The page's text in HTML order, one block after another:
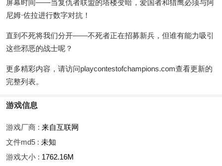
屏幕时间——当复仇者联盟的塔楼变暗，爱国者和猎鹰必须与阿
尼姆·佐拉进行数字对抗！
直到不死将我们分开——不死者正在招募新兵，但谁有能力吸引
这些邪恶的战士呢？
更多精彩内容，请访问playcontestofchampions.com查看更新的
完整列表。
游戏信息
游戏厂商 : 来自互联网
文件md5 : 未知
游戏大小 : 1762.16M